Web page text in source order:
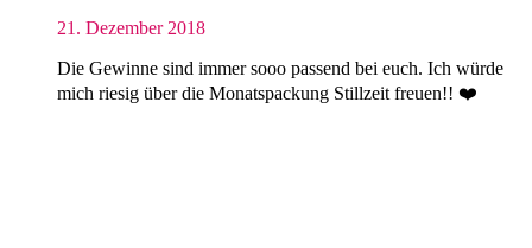
21. Dezember 2018
Die Gewinne sind immer sooo passend bei euch. Ich würde
mich riesig über die Monatspackung Stillzeit freuen!! ❤️